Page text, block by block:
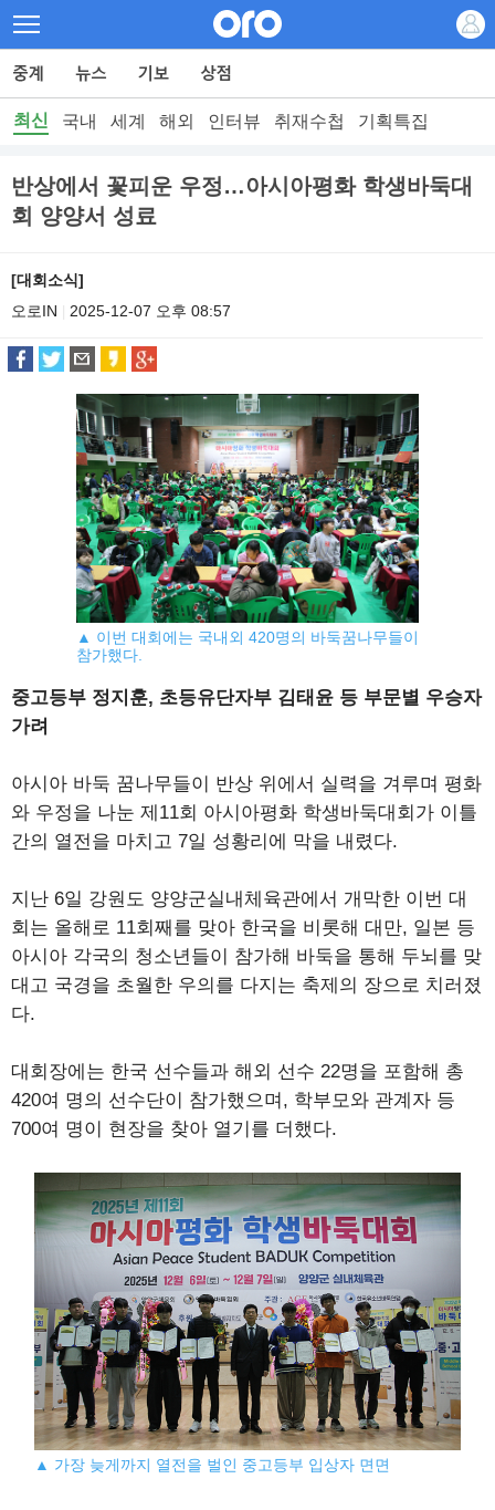
최신 국내 세계 해외 인터뷰 취재수첩 기획특집
반상에서 꽃피운 우정…아시아평화 학생바둑대
회 양양서 성료
[대회소식]
오로IN
2025-12-07 오후 08:57
▲ 이번 대회에는 국내외 420명의 바둑꿈나무들이
참가했다.
중고등부 정지훈, 초등유단자부 김태윤 등 부문별 우승자
가려
아시아 바둑 꿈나무들이 반상 위에서 실력을 겨루며 평화
와 우정을 나눈 제11회 아시아평화 학생바둑대회가 이틀
간의 열전을 마치고 7일 성황리에 막을 내렸다.
지난 6일 강원도 양양군실내체육관에서 개막한 이번 대
회는 올해로 11회째를 맞아 한국을 비롯해 대만, 일본 등
아시아 각국의 청소년들이 참가해 바둑을 통해 두뇌를 맞
대고 국경을 초월한 우의를 다지는 축제의 장으로 치러졌
다.
대회장에는 한국 선수들과 해외 선수 22명을 포함해 총
420여 명의 선수단이 참가했으며, 학부모와 관계자 등
700여 명이 현장을 찾아 열기를 더했다.
▲ 가장 늦게까지 열전을 벌인 중고등부 입상자 면면